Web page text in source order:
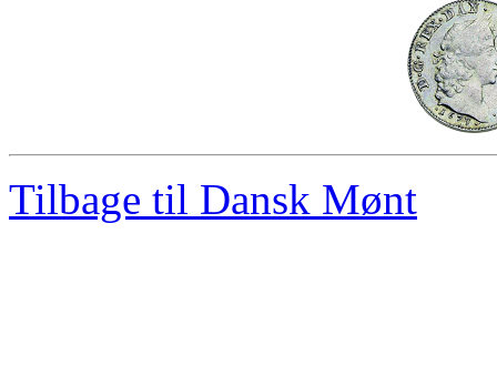
Tilbage til Dansk Mønt